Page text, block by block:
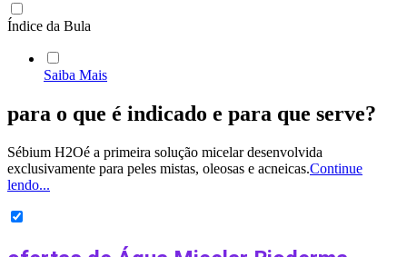
Índice da Bula
Saiba Mais
para o que é indicado e para que serve?
Sébium H2Oé a primeira solução micelar desenvolvida
exclusivamente para peles mistas, oleosas e acneicas.Continue
lendo...